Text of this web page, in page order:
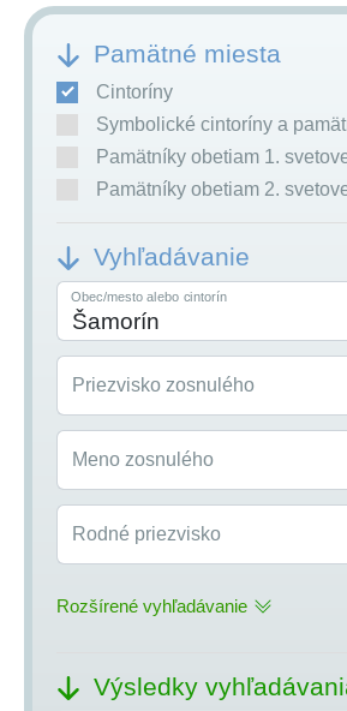
Pamätné miesta
Cintoríny
Symbolické cintoríny a
Pamätníky obetiam 1.
Pamätníky obetiam 2.
Vyhľadávanie
Obec/mesto alebo cintorín
Priezvisko zosnulého
Meno zosnulého
Rodné priezvisko
Rozšírené vyhľadávanie
Výsledky